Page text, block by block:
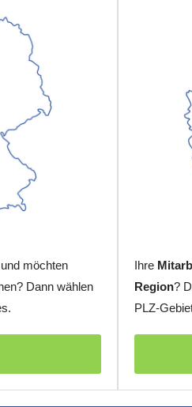
und möchten
Dann wählen
Ihre
Region?
PLZ-